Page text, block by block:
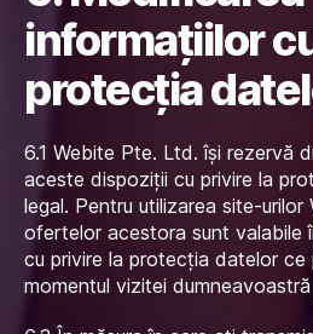
informațiilor
protecția
6.1 Webite Pte. Ltd. își rezervă
aceste dispoziții cu privire la
legal. Pentru utilizarea site-
ofertelor acestora sunt valabile
cu privire la protecția datelor
momentul vizitei